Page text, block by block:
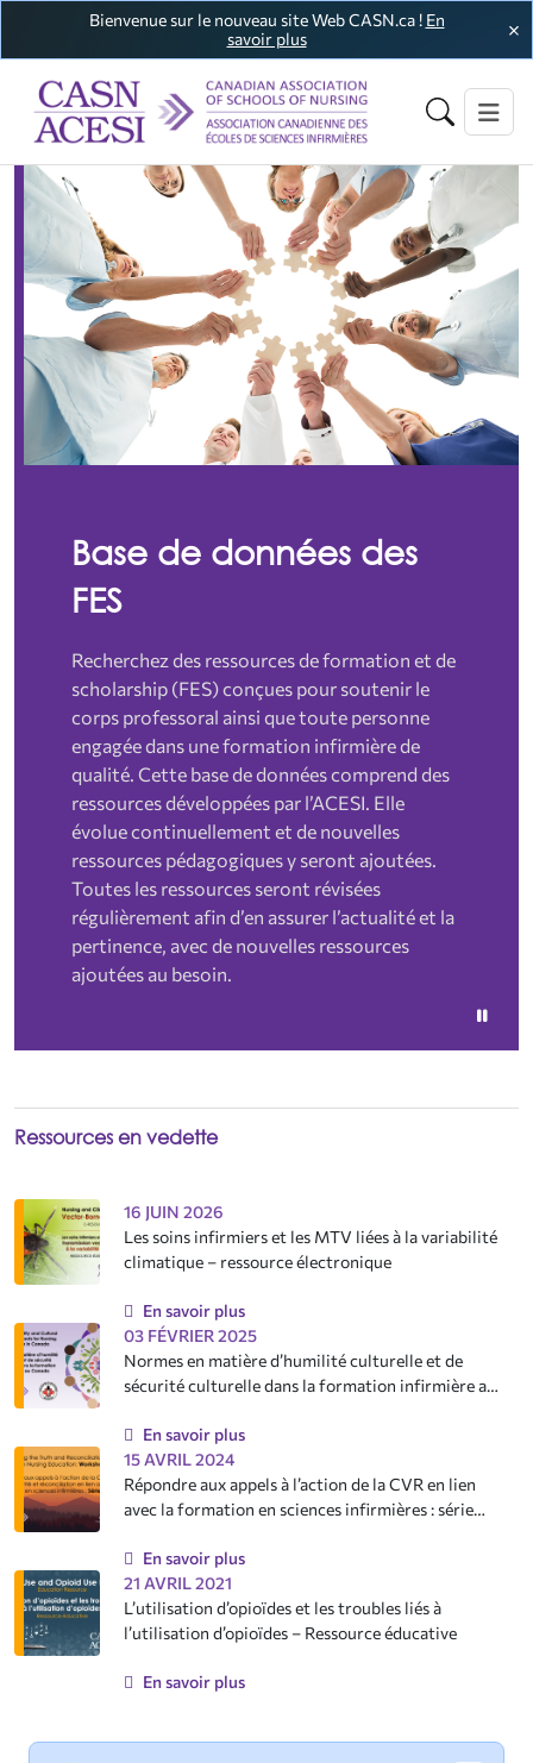
Bienvenue sur le nouveau site Web CASN.ca ! En
savoir plus
Base de données des
FES
Recherchez des ressources de formation et de
scholarship (FES) conçues pour soutenir le
corps professoral ainsi que toute personne
engagée dans une formation infirmière de
qualité. Cette base de données comprend des
ressources développées par l’ACESI. Elle
évolue continuellement et de nouvelles
ressources pédagogiques y seront ajoutées.
Toutes les ressources seront révisées
régulièrement afin d’en assurer l’actualité et la
pertinence, avec de nouvelles ressources
ajoutées au besoin.
Ressources en vedette
16 JUIN 2026
Les soins infirmiers et les MTV liées à la variabilité
climatique – ressource électronique
En savoir plus
03 FÉVRIER 2025
Normes en matière d’humilité culturelle et de
sécurité culturelle dans la formation infirmière au
En savoir plus
15 AVRIL 2024
Répondre aux appels à l’action de la CVR en lien
avec la formation en sciences infirmières : série
En savoir plus
21 AVRIL 2021
L’utilisation d’opioïdes et les troubles liés à
l’utilisation d’opioïdes – Ressource éducative
En savoir plus